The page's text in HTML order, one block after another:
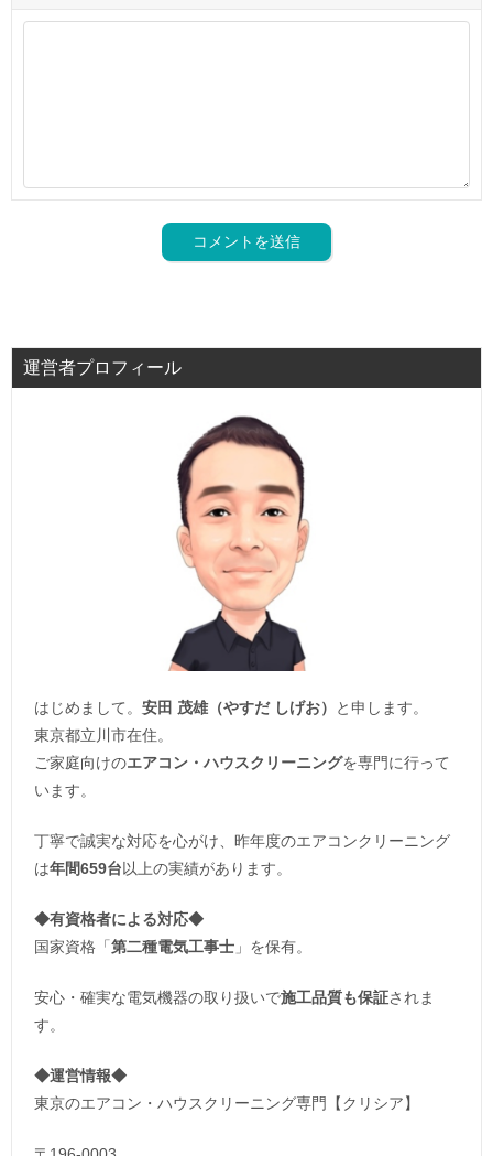
運営者プロフィール
はじめまして。 安田 茂雄（やすだ しげお）
と申します。
東京都立川市在住。
ご家庭向けのエアコン・ハウスクリーニングを専門に行って
います。
丁寧で誠実な対応を心がけ、昨年度のエアコンクリーニング
は年間659台以上の実績があります。
◆有資格者による対応◆
国家資格「第二種電気工事士 」を保有。
安心・確実な電気機器の取り扱いで施工品質も保証されま
す。
◆運営情報◆
東京のエアコン・ハウスクリーニング専門【クリシア】